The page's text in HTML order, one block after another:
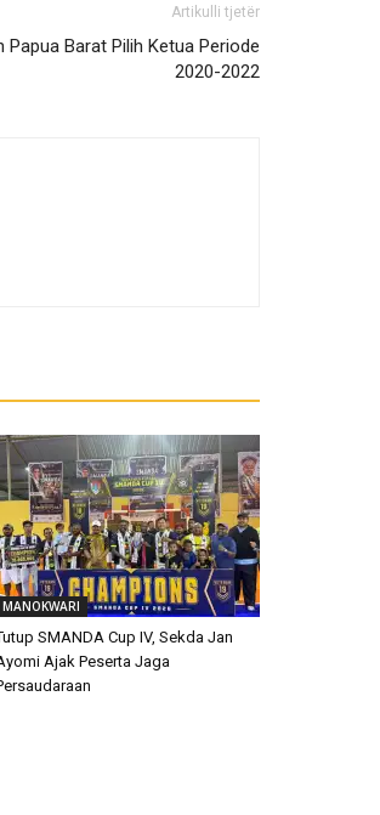
Artikulli tjetër
Papua Barat Pilih Ketua Periode
2020-2022
MANOKWARI
SMANDA Cup IV, Sekda Jan
Ajak Peserta Jaga